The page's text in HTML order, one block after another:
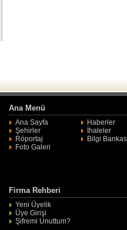
Ana Menü
Ana Sayfa Haberler
Şehirler
İhaleler
Röportaj
Bilgi
Foto Galeri
Firma Rehberi
Yeni Üyelik
Üye Girişi
Şifremi Unuttum?